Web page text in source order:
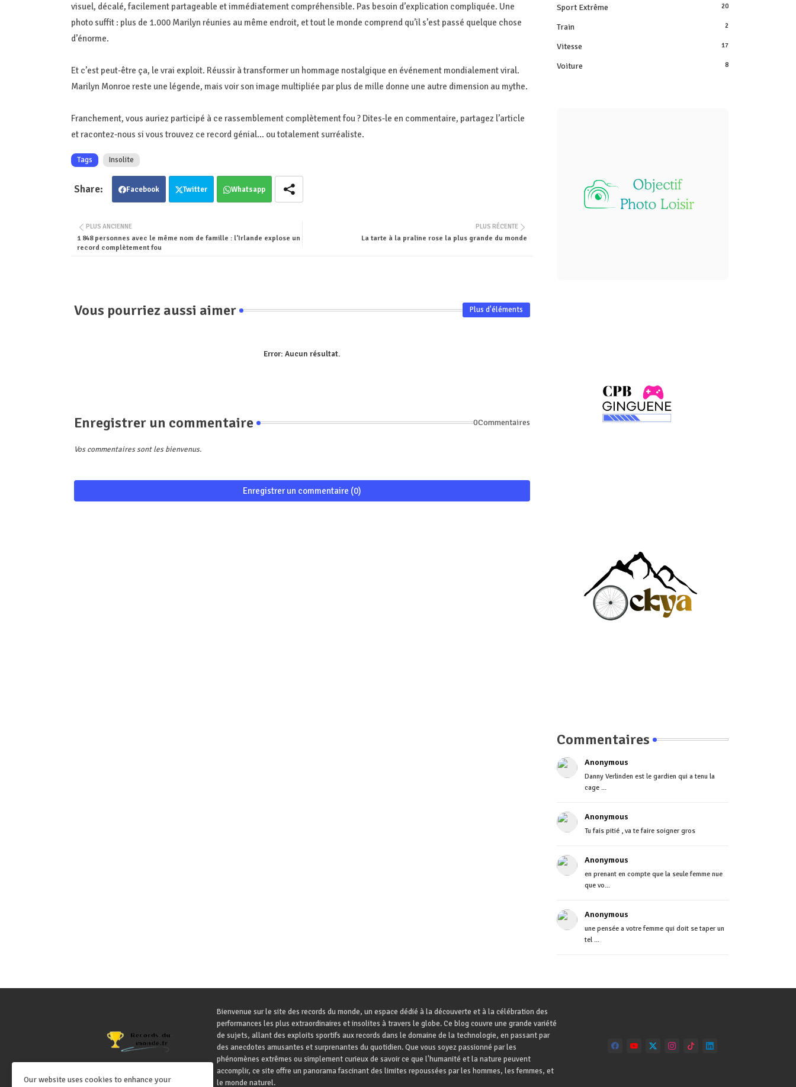
visuel, décalé, facilement partageable et immédiatement compréhensible. Pas besoin d’explication compliquée. Une
photo suffit : plus de 1.000 Marilyn réunies au même endroit, et tout le monde comprend qu’il s’est passé quelque chose
d’énorme.
Et c’est peut-être ça, le vrai exploit. Réussir à transformer un hommage nostalgique en événement mondialement viral.
Marilyn Monroe reste une légende, mais voir son image multipliée par plus de mille donne une autre dimension au mythe.
Franchement, vous auriez participé à ce rassemblement complètement fou ? Dites-le en commentaire, partagez l’article
et racontez-nous si vous trouvez ce record génial… ou totalement surréaliste.
Tags Insolite
Facebook Twitter Whatsapp
PLUS RÉCENTE
La tarte à la praline rose la plus grande du monde
PLUS ANCIENNE
1 848 personnes avec le même nom de famille : l’Irlande explose un
record complètement fou
Vous pourriez aussi aimer Plus d'éléments
Error: Aucun résultat.
Enregistrer un commentaire 0Commentaires
Vos commentaires sont les bienvenus.
Enregistrer un commentaire (0)
Sport Extrême 20
Train 2
Vitesse 17
Voiture 8
Commentaires
Anonymous
Danny Verlinden est le gardien qui a tenu la
cage ...
Anonymous
Tu fais pitié , va te faire soigner gros
Anonymous
en prenant en compte que la seule femme nue
que vo...
Anonymous
une pensée a votre femme qui doit se taper un
tel ...
Bienvenue sur le site des records du monde, un espace dédié à la découverte et à la célébration des
performances les plus extraordinaires et insolites à travers le globe. Ce blog couvre une grande variété
de sujets, allant des exploits sportifs aux records dans le domaine de la technologie, en passant par
des anecdotes amusantes et surprenantes du quotidien. Que vous soyez passionné par les
phénomènes extrêmes ou simplement curieux de savoir ce que l'humanité et la nature peuvent
accomplir, ce site offre un panorama fascinant des limites repoussées par les hommes, les femmes, et
le monde naturel.
Our website uses cookies to enhance your